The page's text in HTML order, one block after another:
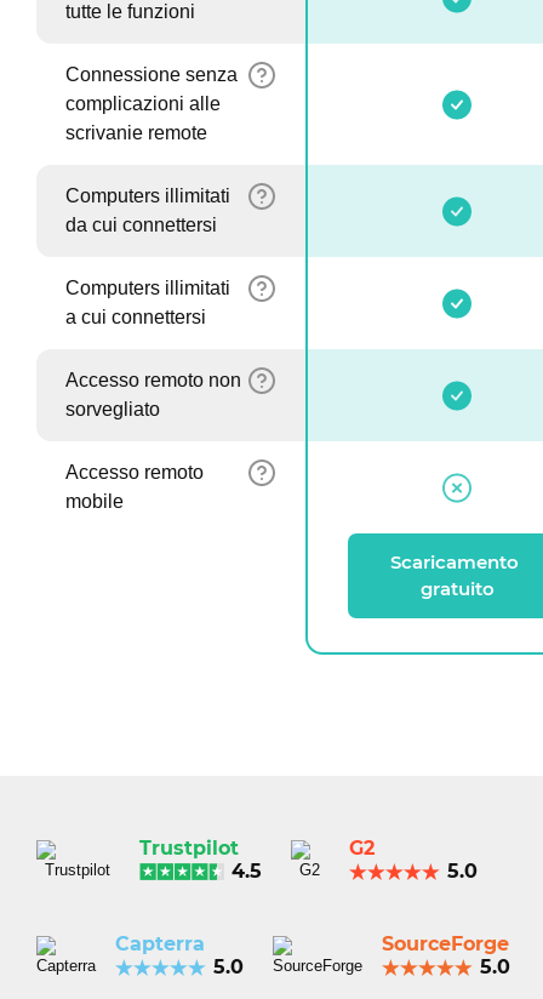
tutte le funzioni
Connessione senza
complicazioni alle
scrivanie remote
Computers illimitati
da cui connettersi
Computers illimitati
a cui connettersi
Accesso remoto non
sorvegliato
Accesso remoto
mobile
Scaricamento
gratuito
Trustpilot
4.5
G2
5.0
Capterra
5.0
SourceForge
5.0